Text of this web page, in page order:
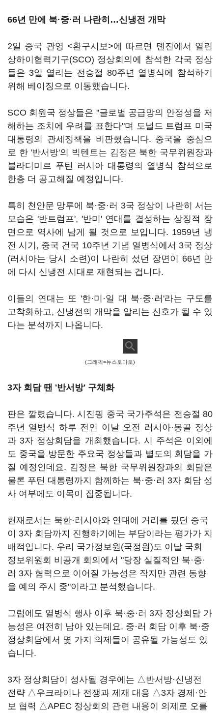
66년 만에 북·중·러 나란히…신냉전 개막
2일 중국 관영 <환구시보>에 따르면 톈진에서 열린
상하이협력기구(SCO) 정상회의에 참석한 각국 정상
들은 3일 열리는 전승절 80주년 열병식에 참석하기
위해 베이징으로 이동했습니다.
SCO 회원국 정상들은 "글로벌 공급망의 안정성을 저
해하는 조치에 우려를 표한다"며 도널드 트럼프 미국
대통령의 관세정책을 비판했습니다. 중국을 중심으
로 한 '반서방'의 빅텐트는 김정은 북한 국무위원장과
블라디미르 푸틴 러시아 대통령의 열병식 참석으로
한층 더 공고해질 예정입니다.
특히 천안문 망루에 북·중·러 3국 정상이 나란히 서는
모습은 '반트럼프', '반미' 연대를 결성하는 상징적 장
면으로 역사에 남게 될 것으로 보입니다. 1959년 냉
전 시기, 중국 건국 10주년 기념 열병식에서 3국 정상
(러시아는 당시 소련)이 나란히 섰던 장면이 66년 만
에 다시 신냉전 시대로 재현되는 겁니다.
이들의 연대는 또 '한·미·일 대 북·중·러'라는 구도를
고착화하고, 신냉전의 개막을 알리는 신호가 될 수 있
다는 분석까지 나옵니다.
(그래픽=뉴스토마토)
3자 회담 땐 '반서방' 구체화
판은 깔렸습니다. 시진핑 중국 국가주석은 전승절 80
주년 열병식 하루 전인 이날 오전 러시아·몽골 정상
과 3자 정상회담을 개최했습니다. 시 주석은 이외에
도 중국을 방문한 주요국 정상들과 별도의 회담을 가
질 예정인데요. 김정은 북한 국무위원장과의 회담은
물론 푸틴 대통령까지 함께하는 북·중·러 3자 회담 성
사 여부에도 이목이 집중됩니다.
현재로서는 북한·러시아와 연대에 거리를 뒀던 중국
이 3자 회담까지 진행하기에는 부담이라는 평가가 지
배적입니다. 우리 국가정보원(국정원)도 이날 국회
정보위원회 비공개 회의에서 "당장 실질적인 북·중·
러 3자 협력으로 이어질 가능성은 작지만 관련 동향
을 예의 주시 중"이라고 분석했습니다.
그럼에도 열병식 행사 이후 북·중·러 3자 정상회담 가
능성은 여전히 남아 있는데요. 중·러 회담 이후 북·중
정상회담에서 몇 가지 의제들이 공유될 가능성도 있
습니다.
3자 정상회담이 성사될 경우에는 △반서방·신냉전
전략 △우크라이나 전쟁과 제재 대응 △3자 경제·안
보 협력 △APEC 정상회의 관련 내용이 의제로 오를